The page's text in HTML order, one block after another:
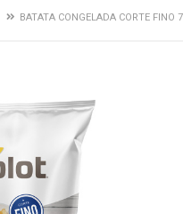
BATATA CONGELADA CORTE